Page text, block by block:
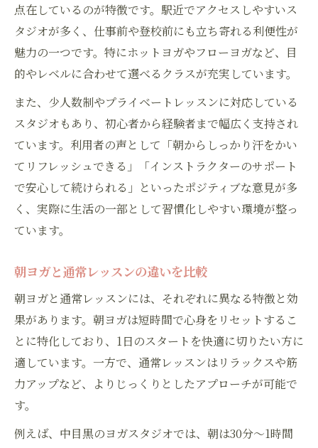
点在しているのが特徴です。駅近でアクセスしやすいス
タジオが多く、仕事前や登校前にも立ち寄れる利便性が
魅力の一つです。特にホットヨガやフローヨガなど、目
的やレベルに合わせて選べるクラスが充実しています。
また、少人数制やプライベートレッスンに対応している
スタジオもあり、初心者から経験者まで幅広く支持され
ています。利用者の声として「朝からしっかり汗をかい
てリフレッシュできる」「インストラクターのサポート
で安心して続けられる」といったポジティブな意見が多
く、実際に生活の一部として習慣化しやすい環境が整っ
ています。
朝ヨガと通常レッスンの違いを比較
朝ヨガと通常レッスンには、それぞれに異なる特徴と効
果があります。朝ヨガは短時間で心身をリセットするこ
とに特化しており、1日のスタートを快適に切りたい方に
適しています。一方で、通常レッスンはリラックスや筋
力アップなど、よりじっくりとしたアプローチが可能で
す。
例えば、中目黒のヨガスタジオでは、朝は30分～1時間